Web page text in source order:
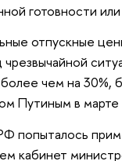
готовности
отпускные
чем на 30%,
Путиным в марте
попыталось
кабинет